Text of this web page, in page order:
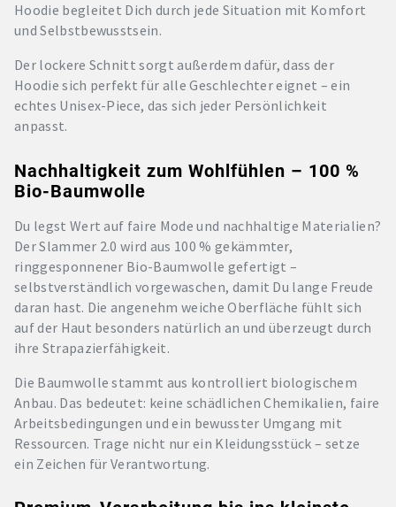
Hoodie begleitet Dich durch jede Situation mit Komfort
und Selbstbewusstsein.
Der lockere Schnitt sorgt außerdem dafür, dass der
Hoodie sich perfekt für alle Geschlechter eignet – ein
echtes Unisex-Piece, das sich jeder Persönlichkeit
anpasst.
Nachhaltigkeit zum Wohlfühlen – 100 %
Bio-Baumwolle
Du legst Wert auf faire Mode und nachhaltige Materialien?
Der Slammer 2.0 wird aus 100 % gekämmter,
ringgesponnener Bio-Baumwolle gefertigt –
selbstverständlich vorgewaschen, damit Du lange Freude
daran hast. Die angenehm weiche Oberfläche fühlt sich
auf der Haut besonders natürlich an und überzeugt durch
ihre Strapazierfähigkeit.
Die Baumwolle stammt aus kontrolliert biologischem
Anbau. Das bedeutet: keine schädlichen Chemikalien, faire
Arbeitsbedingungen und ein bewusster Umgang mit
Ressourcen. Trage nicht nur ein Kleidungsstück – setze
ein Zeichen für Verantwortung.